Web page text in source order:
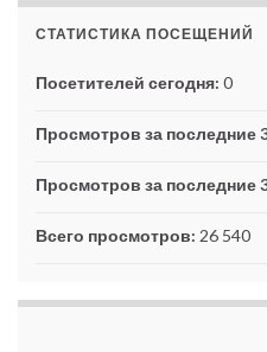
СТАТИСТИКА ПОСЕЩЕНИЙ
Посетителей сегодня: 0
Просмотров за последние
Просмотров за последние
Всего просмотров: 26 540